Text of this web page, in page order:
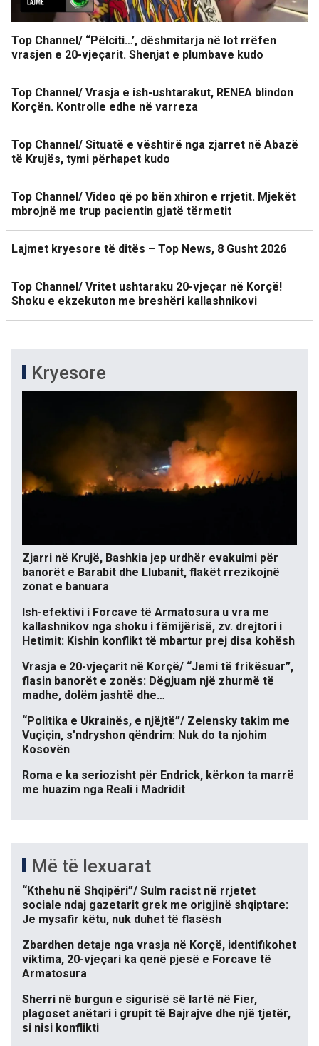
Top Channel/ “Pëlciti…’, dëshmitarja në lot rrëfen
vrasjen e 20-vjeçarit. Shenjat e plumbave kudo
Top Channel/ Vrasja e ish-ushtarakut, RENEA blindon
Korçën. Kontrolle edhe në varreza
Top Channel/ Situatë e vështirë nga zjarret në Abazë
të Krujës, tymi përhapet kudo
Top Channel/ Video që po bën xhiron e rrjetit. Mjekët
mbrojnë me trup pacientin gjatë tërmetit
Lajmet kryesore të ditës – Top News, 8 Gusht 2026
Top Channel/ Vritet ushtaraku 20-vjeçar në Korçë!
Shoku e ekzekuton me breshëri kallashnikovi
Kryesore
Zjarri në Krujë, Bashkia jep urdhër evakuimi për
banorët e Barabit dhe Llubanit, flakët rrezikojnë
zonat e banuara
Ish-efektivi i Forcave të Armatosura u vra me
kallashnikov nga shoku i fëmijërisë, zv. drejtori i
Hetimit: Kishin konflikt të mbartur prej disa kohësh
Vrasja e 20-vjeçarit në Korçë/ “Jemi të frikësuar”,
flasin banorët e zonës: Dëgjuam një zhurmë të
madhe, dolëm jashtë dhe…
“Politika e Ukrainës, e njëjtë”/ Zelensky takim me
Vuçiçin, s’ndryshon qëndrim: Nuk do ta njohim
Kosovën
Roma e ka seriozisht për Endrick, kërkon ta marrë
me huazim nga Reali i Madridit
Më të lexuarat
“Kthehu në Shqipëri”/ Sulm racist në rrjetet
sociale ndaj gazetarit grek me origjinë shqiptare:
Je mysafir këtu, nuk duhet të flasësh
Zbardhen detaje nga vrasja në Korçë, identifikohet
viktima, 20-vjeçari ka qenë pjesë e Forcave të
Armatosura
Sherri në burgun e sigurisë së lartë në Fier,
plagoset anëtari i grupit të Bajrajve dhe një tjetër,
si nisi konflikti